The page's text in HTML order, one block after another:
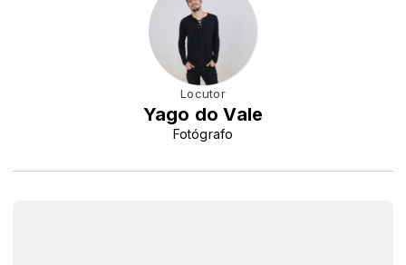
Locutor
Yago do Vale
Fotógrafo